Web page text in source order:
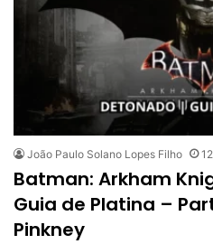
João Paulo Solano Lopes Filho
Batman: Arkham
Guia de Platina –
Pinkney